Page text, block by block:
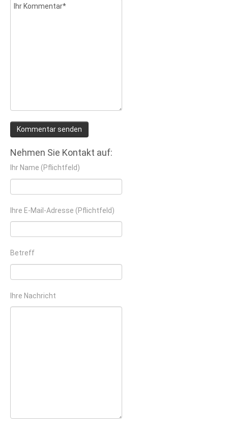
Nehmen Sie Kontakt auf:
Ihr Name (Pflichtfeld)
Ihre E-Mail-Adresse (Pflichtfeld)
Betreff
Ihre Nachricht